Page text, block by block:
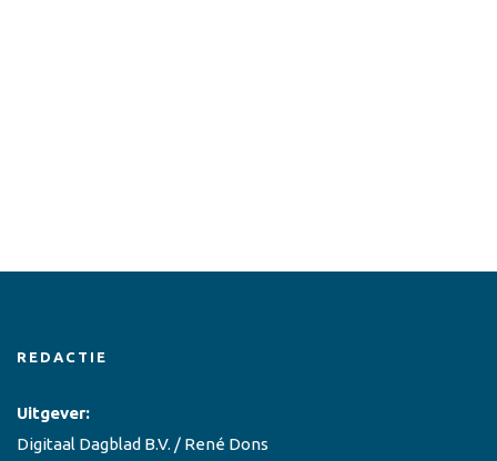
REDACTIE
Uitgever:
Digitaal Dagblad B.V. / René Dons